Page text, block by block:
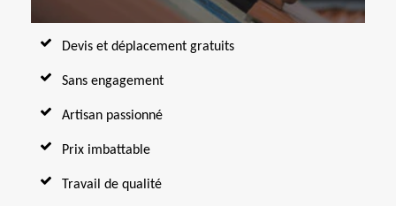
Devis et déplacement gratuits
Sans engagement
Artisan passionné
Prix imbattable
Travail de qualité